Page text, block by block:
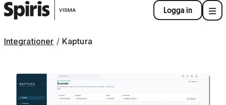
Logga in
Integrationer Kaptura